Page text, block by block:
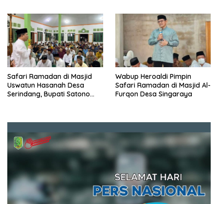
Safari Ramadan di Masjid
Uswatun Hasanah Desa
Serindang, Bupati Satono
Wabup Heroaldi Pimpin
Safari Ramadan di Masjid Al-
Furqon Desa Singaraya